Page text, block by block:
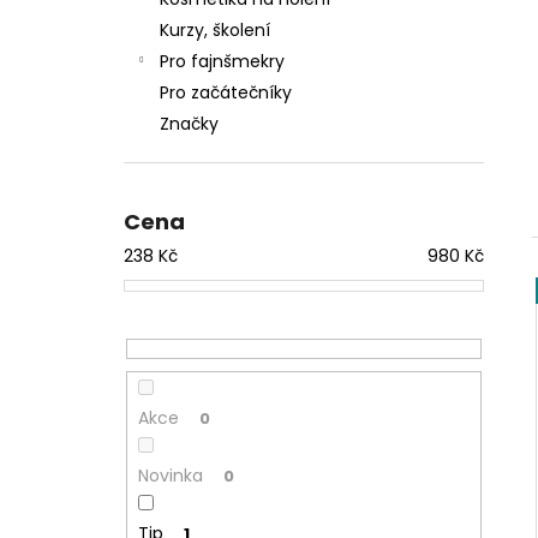
Kurzy, školení
Pro fajnšmekry
Pro začátečníky
Značky
Cena
238 Kč 980 Kč
Akce 0
Novinka 0
OSTŘENÍ BŘITVY Z
WWW.OSTREBRITVY.CZ
480 Kč
Původně: 980 Kč